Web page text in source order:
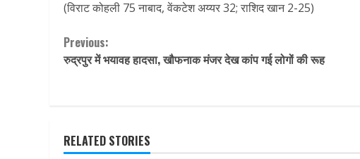
(विराट कोहली 75 नाबाद, वेंकटेश अय्यर 32; राशिद खान 2-25)
Continue
Reading
Previous:
रुद्रपुर में भयावह हादसा, खौफनाक मंजर देख कांप गई लोगों की रूह
RELATED STORIES